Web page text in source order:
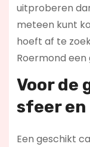
uitproberen
meteen kunt
hoeft af te
Roermond een
Voor de
sfeer
Een geschikt